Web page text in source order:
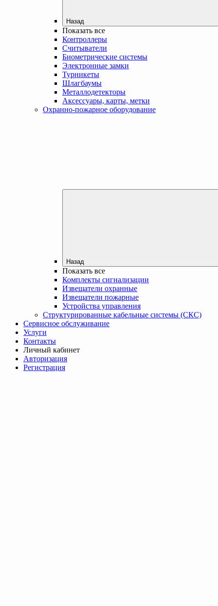
Назад
Показать все
Контроллеры
Считыватели
Биометрические системы
Электронные замки
Турникеты
Шлагбаумы
Металлодетекторы
Аксессуары, карты, метки
Охранно-пожарное оборудование
Назад
Показать все
Комплекты сигнализации
Извещатели охранные
Извещатели пожарные
Устройства управления
Структурированные кабельные системы (СКС)
Сервисное обслуживание
Услуги
Контакты
Личный кабинет
Авторизация
Регистрация